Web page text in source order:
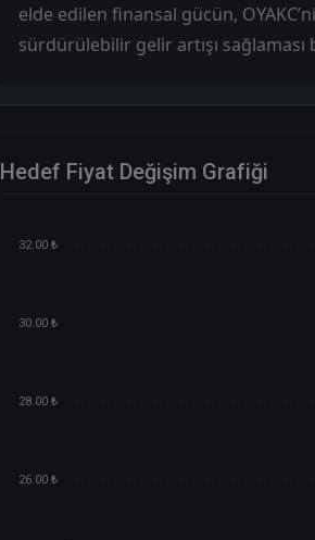
elde edilen finansal gücün,
sürdürülebilir gelir artışı
Hedef Fiyat Değişim Grafiği
32.00 ₺
30.00 ₺
28.00 ₺
26.00 ₺